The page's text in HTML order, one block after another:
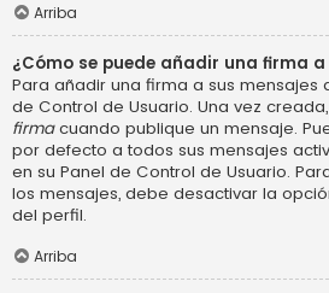
Arriba
¿Cómo se puede añadir una firma
Para añadir una firma a sus mensajes
de Control de Usuario. Una vez
firmacuando publique un mensaje.
por defecto a todos sus mensajes
en su Panel de Control de Usuario.
los mensajes, debe desactivar la
del perfil.
Arriba